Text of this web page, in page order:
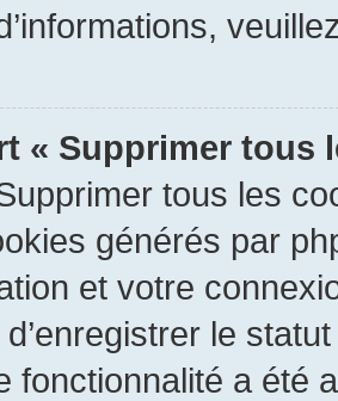
« Supprimer tous
tous les
générés par
et votre
le
fonctionnalité a été